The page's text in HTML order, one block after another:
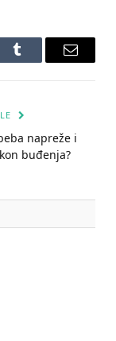
Tumblr Email
napreže i
buđenja?